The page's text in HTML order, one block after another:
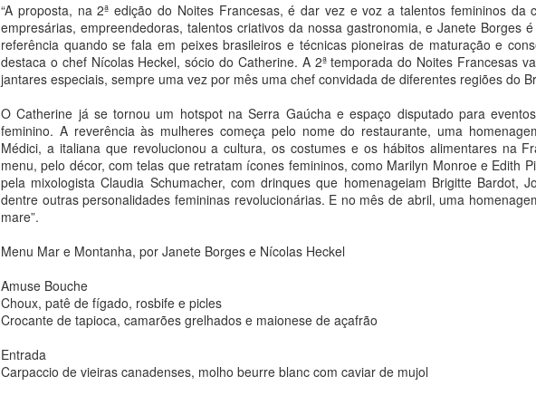
“A proposta, na 2ª edição do Noites Francesas, é dar vez e voz a talentos femininos da
empresárias, empreendedoras, talentos criativos da nossa gastronomia, e Janete Borges
referência quando se fala em peixes brasileiros e técnicas pioneiras de maturação e
destaca o chef Nícolas Heckel, sócio do Catherine. A 2ª temporada do Noites Francesas
jantares especiais, sempre uma vez por mês uma chef convidada de diferentes regiões do
O Catherine já se tornou um hotspot na Serra Gaúcha e espaço disputado para
feminino. A reverência às mulheres começa pelo nome do restaurante, uma
Médici, a italiana que revolucionou a cultura, os costumes e os hábitos alimentares na
menu, pelo décor, com telas que retratam ícones femininos, como Marilyn Monroe e Edith
pela mixologista Claudia Schumacher, com drinques que homenageiam Brigitte Bardot,
dentre outras personalidades femininas revolucionárias. E no mês de abril, uma
mare”.
Menu Mar e Montanha, por Janete Borges e Nícolas Heckel
Amuse Bouche
Choux, patê de fígado, rosbife e picles
Crocante de tapioca, camarões grelhados e maionese de açafrão
Entrada
Carpaccio de vieiras canadenses, molho beurre blanc com caviar de mujol
promovendo um encontro entre
autora e leitores.
antecede a turnê do grupo sul-coreano por oito cidades brasileiras em
setembro
O grupo sul-coreano de K-pop YOUNITE lança nesta sexta-feira, 7 de
agosto, o single digital “Acorda Pedrinho”, uma releitura do sucesso da
AUG
7
Thiago de Moraes recebeu a medalha
Constitucionalista e diversas honrarias em sua
trajetória intelectual e profissional
Ana Bittar
integral nas atividades relacionadas ao Movimento Constitucionalista de
AUG
Ceian Muniz lança três novas faixas do projeto "Na
neste fim de semana